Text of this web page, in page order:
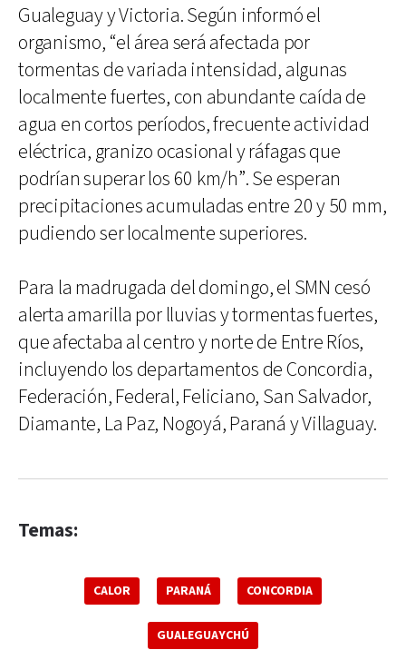
Gualeguay y Victoria. Según informó el
organismo, “el área será afectada por
tormentas de variada intensidad, algunas
localmente fuertes, con abundante caída de
agua en cortos períodos, frecuente actividad
eléctrica, granizo ocasional y ráfagas que
podrían superar los 60 km/h”. Se esperan
precipitaciones acumuladas entre 20 y 50 mm,
pudiendo ser localmente superiores.
Para la madrugada del domingo, el SMN cesó
alerta amarilla por lluvias y tormentas fuertes,
que afectaba al centro y norte de Entre Ríos,
incluyendo los departamentos de Concordia,
Federación, Federal, Feliciano, San Salvador,
Diamante, La Paz, Nogoyá, Paraná y Villaguay.
Temas:
CALOR PARANÁ CONCORDIA
GUALEGUAYCHÚ